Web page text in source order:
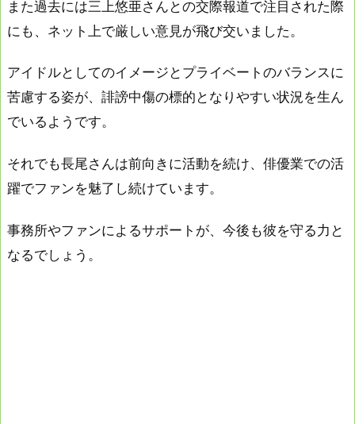
また過去には三上悠亜さんとの交際報道で注目された際
にも、ネット上で厳しい意見が飛び交いました。
アイドルとしてのイメージとプライベートのバランスに
苦慮する姿が、誹謗中傷の標的となりやすい状況を生ん
でいるようです。
それでも長尾さんは前向きに活動を続け、俳優業での活
躍でファンを魅了し続けています。
事務所やファンによるサポートが、今後も彼を守る力と
なるでしょう。